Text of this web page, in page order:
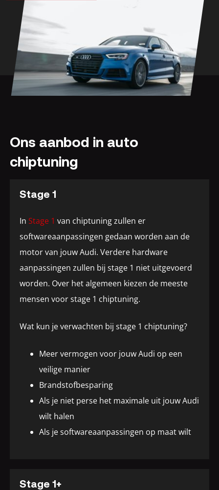
Ons aanbod in auto
chiptuning
Stage 1
In Stage 1 van chiptuning zullen er
softwareaanpassingen gedaan worden aan de
motor van jouw Audi. Verdere hardware
aanpassingen zullen bij stage 1 niet uitgevoerd
worden. Over het algemeen kiezen de meeste
mensen voor stage 1 chiptuning.
Wat kun je verwachten bij stage 1 chiptuning?
Meer vermogen voor jouw Audi op een
veilige manier
Brandstofbesparing
Als je niet perse het maximale uit jouw Audi
wilt halen
Als je softwareaanpassingen op maat wilt
Stage 1+